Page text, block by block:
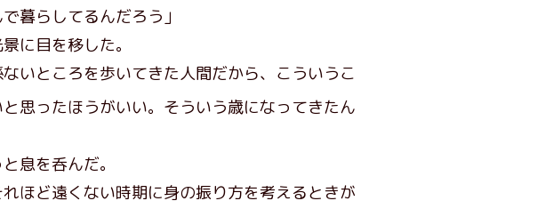
暮らしてるんだろう」
に目を移した。
いところを歩いてきた人間だから、こういうこ
思ったほうがいい。そういう歳になってきたん
息を呑んだ。
ほど遠くない時期に身の振り方を考えるときが